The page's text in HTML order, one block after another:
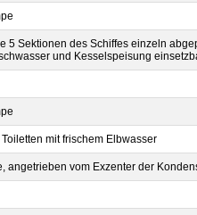
5 Sektionen des Schiffes einzeln
und Kesselspeisung
mit frischem Elbwasser
angetrieben vom Exzenter der